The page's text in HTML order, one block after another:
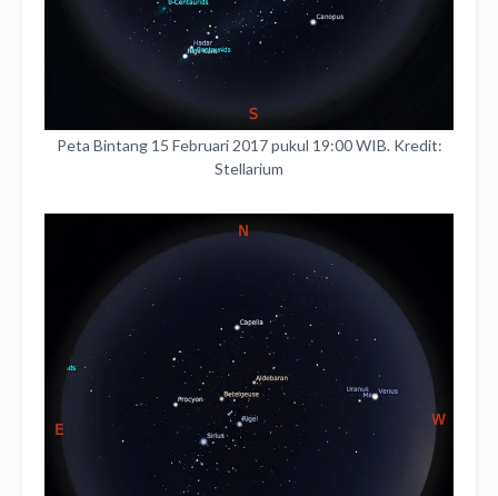
Peta Bintang 15 Februari 2017 pukul 19:00 WIB. Kredit:
Stellarium